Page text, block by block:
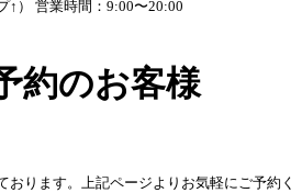
↑）
営業時間：9:00〜20:00
約のお客様
おります。上記ページよりお気軽にご予約く